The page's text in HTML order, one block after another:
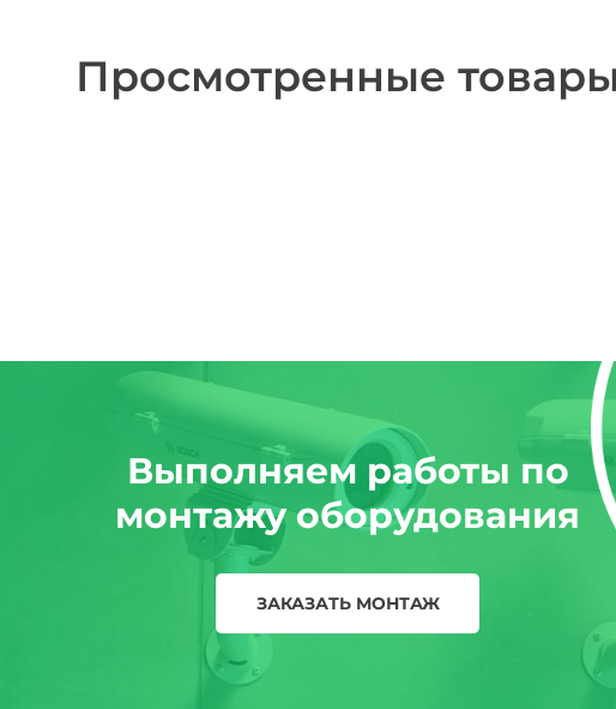
Просмотренные
Выполняем работы по
монтажу оборудования
ЗАКАЗАТЬ МОНТАЖ